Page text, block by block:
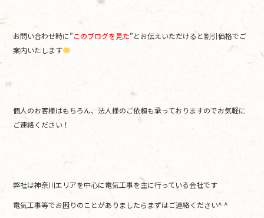
お問い合わせ時に”このブログを見た”とお伝えいただけると割引価格でご
案内いたします
個人のお客様はもちろん、法人様のご依頼も承っておりますのでお気軽に
ご連絡ください！
弊社は神奈川エリアを中心に電気工事を主に行っている会社です
電気工事等でお困りのことがありましたらまずはご連絡ください^ ^